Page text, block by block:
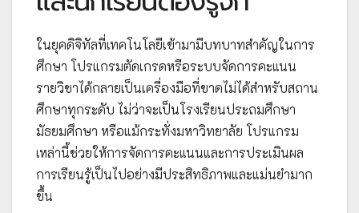
ในยุคดิจิทัลที่เทคโนโลยีเข้ามามีบทบาทสำคัญในการ
ศึกษา โปรแกรมตัดเกรดหรือระบบจัดการคะแนน
รายวิชาได้กลายเป็นเครื่องมือที่ขาดไม่ได้สำหรับสถาน
ศึกษาทุกระดับ ไม่ว่าจะเป็นโรงเรียนประถมศึกษา
มัธยมศึกษา หรือแม้กระทั่งมหาวิทยาลัย โปรแกรม
เหล่านี้ช่วยให้การจัดการคะแนนและการประเมินผล
การเรียนรู้เป็นไปอย่างมีประสิทธิภาพและแม่นยำมาก
ขึ้น